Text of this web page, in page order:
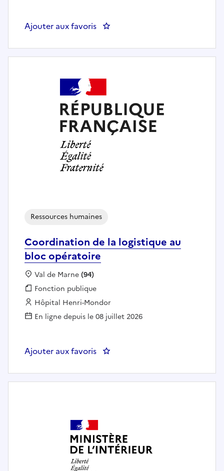
Ajouter aux favoris : Gestionnaire immobilier
Coordination de la logistique au
bloc opératoire
Ressources humaines
Localisation :
Val de Marne(94)
Fonction publique :
Fonction publique
Employeur :
Hôpital Henri-Mondor
En ligne depuis le 08 juillet 2026
Ajouter aux favoris : Coordination de la logistique